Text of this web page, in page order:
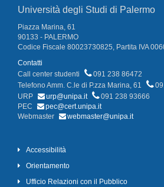
Università degli Studi di Palermo
Piazza Marina, 61
90133 - PALERMO
Codice Fiscale 80023730825, Partita IVA
Contatti
Call center studenti
091 238 86472
Telefono Amm. C.le di P.zza Marina, 61
URP
urp@unipa.it
091 238 93666
PEC
pec@cert.unipa.it
Webmaster
webmaster@unipa.it
Accessibilità
Orientamento
Ufficio Relazioni con il Pubblico